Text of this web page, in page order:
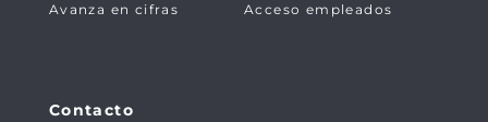
Avanza en cifras Acceso empleados
Contacto